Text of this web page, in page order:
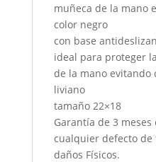
muñeca de la mano
color negro
con base
ideal para proteger
de la mano evitando
liviano
tamaño 22×18
Garantía de 3 meses
cualquier defecto de
daños Físicos.